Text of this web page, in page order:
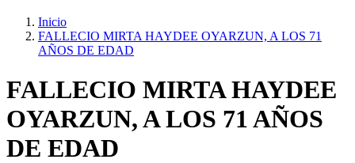
Inicio
FALLECIO MIRTA HAYDEE OYARZUN, A LOS 71
AÑOS DE EDAD
FALLECIO MIRTA HAYDEE
OYARZUN, A LOS 71 AÑOS
DE EDAD